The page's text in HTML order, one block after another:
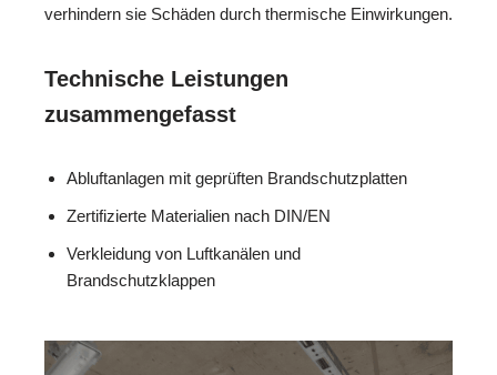
verhindern sie Schäden durch thermische Einwirkungen.
Technische Leistungen
zusammengefasst
Abluftanlagen mit geprüften Brandschutzplatten
Zertifizierte Materialien nach DIN/EN
Verkleidung von Luftkanälen und
Brandschutzklappen